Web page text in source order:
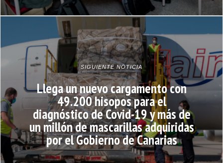
SIGUIENTE NOTICIA
Llega un nuevo cargamento con
49.200 hisopos para el
diagnóstico de Covid-19 y más de
un millón de mascarillas adquiridas
por el Gobierno de Canarias